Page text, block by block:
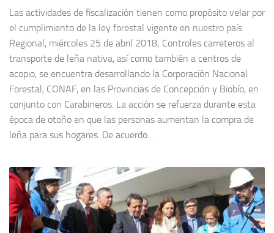
Las actividades de fiscalización tienen como propósito velar por
el cumplimiento de la ley forestal vigente en nuestro país
Regional, miércoles 25 de abril 2018; Controles carreteros al
transporte de leña nativa, así como también a centros de
acopio, se encuentra desarrollando la Corporación Nacional
Forestal, CONAF, en las Provincias de Concepción y Biobío, en
conjunto con Carabineros. La acción se refuerza durante esta
época de otoño en que las personas aumentan la compra de
leña para sus hogares. De acuerdo...